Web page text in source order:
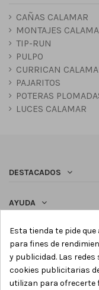
CAÑAS CALAMAR
MONTAJES
TIP-RUN
PULPO
CURRICAN
PAJARITOS
POTERAS
LUCES CALAMAR
DESTACADOS
AYUDA
SÍGUENOS
Newsletter
Esta tienda te pide
para fines de
y publicidad. Las redes
cookies publicitarias
utilizan para ofrecerte